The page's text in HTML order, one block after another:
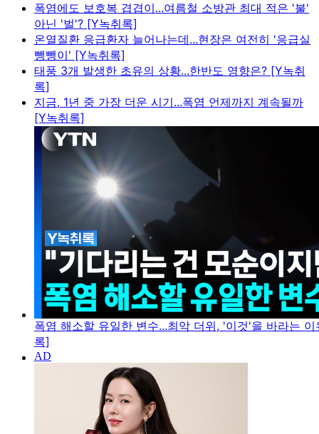
폭염에도 보호복 겹겹이...여름철 소방관 최대 적은 '불'
아닌 '벌'? [Y녹취록]
온열질환 응급환자 늘어나는데...현장은 여전히 '응급실
뺑뺑이' [Y녹취록]
태풍 3개 발생한 초유의 상황...한반도 영향은? [Y녹취
록]
지금, 1년 중 가장 더운 시기...폭염 언제까지 계속될까
[Y녹취록]
폭염 해소할 유일한 변수...최악 더위, '이것'을 바라는
록]